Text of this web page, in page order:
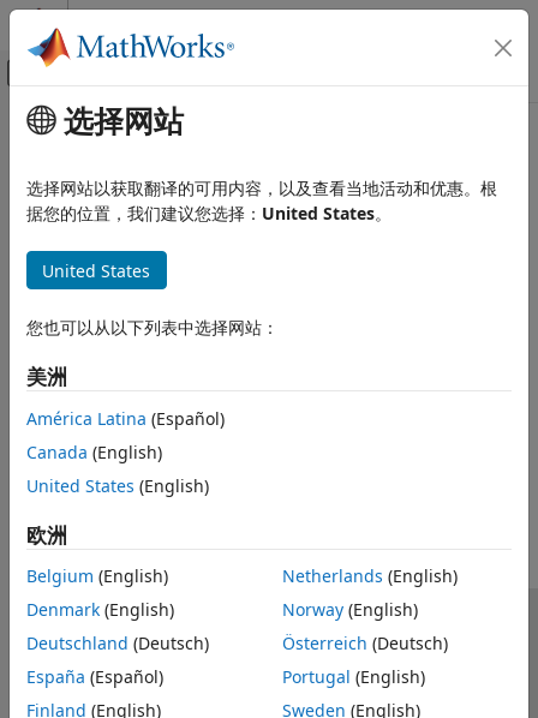
跳到内容
画布外导航菜单切换
文档主页
主要内容
How useful was this information?
选择网站
选择网站以获取翻译的可用内容，以及查看当地活动和优惠。根
据您的位置，我们建议您选择： United States。
United States
您也可以从以下列表中选择网站：
美洲
América Latina (Español)
Canada (English)
United States (English)
欧洲
Belgium (English)
Denmark (English)
Deutschland (Deutsch)
España (Español)
Finland (English)
Netherlands (English)
Norway(English)
Österreich (Deutsch)
Portugal (English)
Sweden (English)
信任中心 商标 隐私政策 防盗版
应用程序状态
联系我们
© 1994-2026 The MathWorks, Inc.